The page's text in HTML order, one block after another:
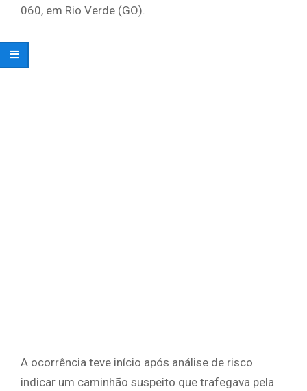
060, em Rio Verde (GO).
A ocorrência teve início após análise de risco
indicar um caminhão suspeito que trafegava pela